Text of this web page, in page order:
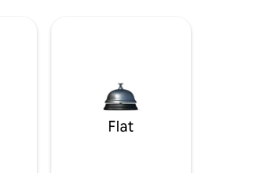
Flat